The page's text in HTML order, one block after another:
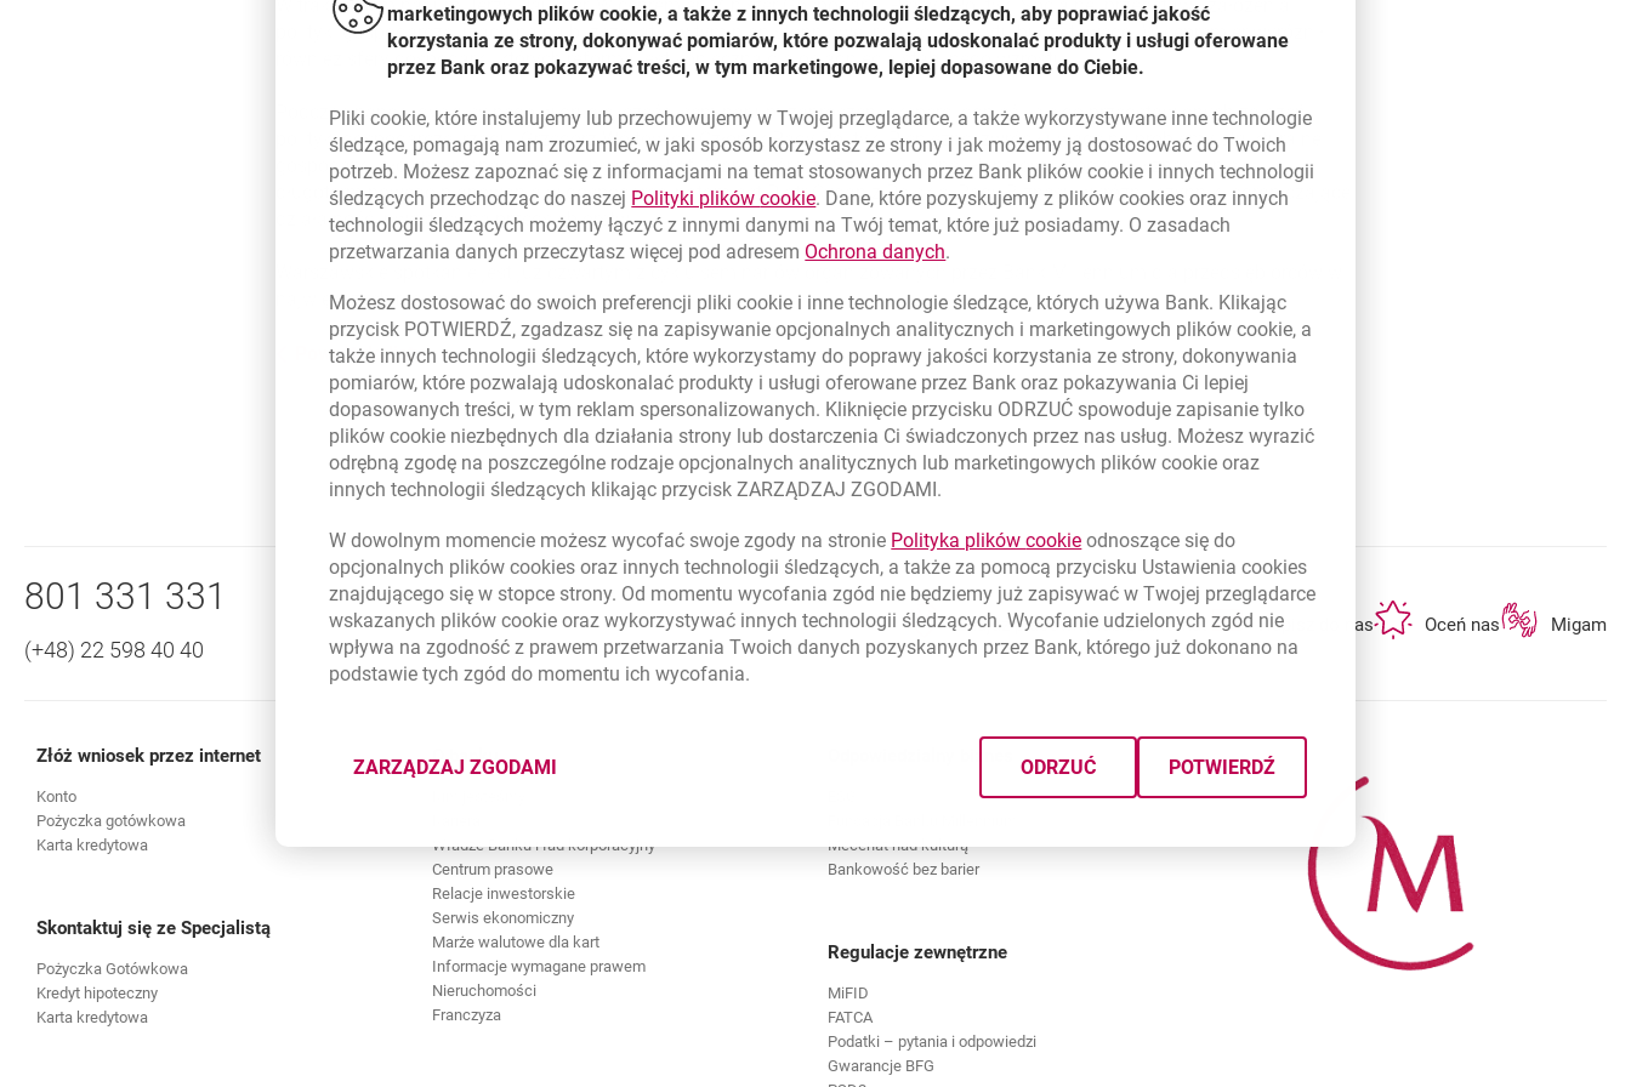
W trakcie seminarium Jerzy Hausner, Wicepremier, Minister Gospodarki, Pracy i Polityki Socjalnej przedstawił założenia
polityki gospodarczej rządu na najbliższe lata, w tym plan stopniowej redukcji deficytu budżetowego. Wicepremier wyróżnił
również sfery gospodarki, których reforma jest konieczna dla osiągnięcia stabilnego wzrostu.
Podczas panelu dyskusyjnego w drugiej części seminarium zaproszeni eksperci odnieśli się do przedstawionych założeń
polityki gospodarczej rządu. Grzegorz Wójtowicz, Członek Rady Polityki Pieniężnej zwrócił uwagę na problemy strukturalne
gospodarki, głównie rosnący dług publiczny. Prof. Marek Góra ze Szkoły Głównej Handlowej podkreślił znaczenie
długoterminowego planowania w gospodarce, natomiast Piotr Cygan z Polskiej Rady Biznesu wyróżnił czynniki ograniczające
działalność inwestycyjną przedsiębiorstw.
największych regionach kraju.
Powrót do listy
Nawigacja dolna
Zadzwoń do nas
801 331 331
(+48) 22 598 40 40
Znajdź placówkę lub bankomat otwiera się w nowej karcie
Napisz do nasotwiera się w nowej karcie
Oceń nasotwiera się w
Migam
Złóż wniosek przez internet
Konto
Pożyczka gotówkowa
Karta kredytowa
Skontaktuj się ze Specjalistą
Pożyczka Gotówkowa
Kredyt hipoteczny
Karta kredytowa
O banku
Władze Banku i ład korporacyjny
Centrum prasowe
Relacje inwestorskie
Serwis ekonomiczny
Marże walutowe dla kart
Informacje wymagane prawem
Nieruchomości
Franczyza
Mecenat nad kulturą
Bankowość bez barier
Regulacje zewnętrzne
MiFID
FATCA
Podatki – pytania i odpowiedzi
Gwarancje BFG
marketingowych plików cookie, a także z innych technologii śledzących, aby poprawiać jakość
korzystania ze strony, dokonywać pomiarów, które pozwalają udoskonalać produkty i usługi oferowane
przez Bank oraz pokazywać treści, w tym marketingowe, lepiej dopasowane do Ciebie.
Plikicookie, które instalujemy lub przechowujemy w Twojej przeglądarce, a także wykorzystywane inne technologie
śledzące, pomagają nam zrozumieć, w jaki sposób korzystasz ze strony i jak możemy ją dostosować do Twoich
potrzeb. Możesz zapoznać się z informacjami na temat stosowanych przez Bank plikówcookie i innych technologii
śledzących przechodząc do naszej Polityki plikówcookielink otwiera się w nowym oknie
. Dane, które pozyskujemy z plikówcookies oraz innych
technologii śledzących możemy łączyć z innymi danymi na Twój temat, które już posiadamy. O zasadach
przetwarzania danych przeczytasz więcej pod adresem Ochrona danychlink otwiera się w nowym oknie
.
Możesz dostosować do swoich preferencji plikicookie i inne technologie śledzące, których używa Bank. Klikając
przycisk POTWIERDŹ, zgadzasz się na zapisywanie opcjonalnych analitycznych i marketingowych plikówcookie, a
także innych technologii śledzących, które wykorzystamy do poprawy jakości korzystania ze strony, dokonywania
pomiarów, które pozwalają udoskonalać produkty i usługi oferowane przez Bank oraz pokazywania Ci lepiej
dopasowanych treści, w tym reklam spersonalizowanych. Kliknięcie przycisku ODRZUĆ spowoduje zapisanie tylko
plikówcookie niezbędnych dla działania strony lub dostarczenia Ci świadczonych przez nas usług. Możesz wyrazić
odrębną zgodę na poszczególne rodzaje opcjonalnych analitycznych lub marketingowych plikówcookie oraz
innych technologii śledzących klikając przycisk ZARZĄDZAJ ZGODAMI.
W dowolnym momencie możesz wycofać swoje zgody na stronie Polityka plikówcookielink otwiera się w nowym oknie
odnoszące się do
opcjonalnych plikówcookies oraz innych technologii śledzących, a także za pomocą przycisku Ustawieniacookies
znajdującego się w stopce strony. Od momentu wycofania zgód nie będziemy już zapisywać w Twojej przeglądarce
wskazanych plikówcookie oraz wykorzystywać innych technologii śledzących. Wycofanie udzielonych zgód nie
wpływa na zgodność z prawem przetwarzania Twoich danych pozyskanych przez Bank, którego już dokonano na
podstawie tych zgód do momentu ich wycofania.
ZARZĄDZAJ ZGODAMI
DOTYCZĄCYMI PLIKÓW
ODRZUĆ POTWIERDŹ